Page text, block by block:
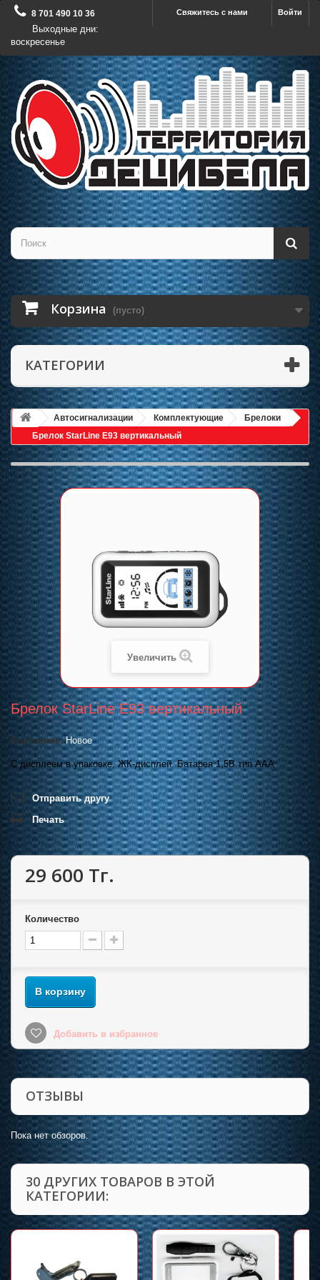
Войти
Свяжитесь с нами
8 701 490 10 36
Выходные дни:
воскресенье
Корзина (пусто)
КАТЕГОРИИ
Автосигнализации Комплектующие
Брелоки
Брелок StarLine E93 вертикальный
Увеличить
Брелок StarLine E93 вертикальный
Состояние: Новое
С дисплеем в упаковке, ЖК-дисплей. Батарея 1,5В тип ААА
Отправить другу
Печать
29 600 Тг.
Количество
В корзину
Добавить в избранное
ОТЗЫВЫ
Пока нет обзоров.
30 ДРУГИХ ТОВАРОВ В ЭТОЙ
КАТЕГОРИИ: